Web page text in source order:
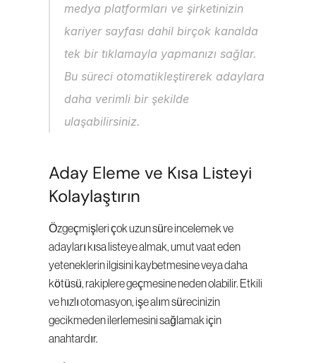
medya platformları ve şirketinizin
kariyer sayfası dahil birçok kanalda
tek bir tıklamayla yapmanızı sağlar.
Bu süreci otomatikleştirerek adaylara
daha verimli bir şekilde
ulaşabilirsiniz.
Aday Eleme ve Kısa Listeyi
Kolaylaştırın
Özgeçmişleri çok uzun süre incelemek ve
adayları kısa listeye almak, umut vaat eden
yeteneklerin ilgisini kaybetmesine veya daha
kötüsü, rakiplere geçmesine neden olabilir. Etkili
ve hızlı otomasyon, işe alım sürecinizin
gecikmeden ilerlemesini sağlamak için
anahtardır.